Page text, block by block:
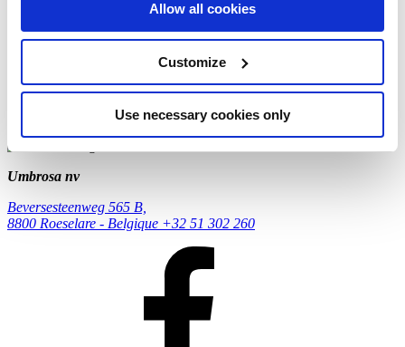
Allow all cookies
Customize
Use necessary cookies only
Umbrosa nv
Beversesteenweg 565 B,
8800 Roeselare - Belgique +32 51 302 260